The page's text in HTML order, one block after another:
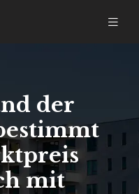
der
mit